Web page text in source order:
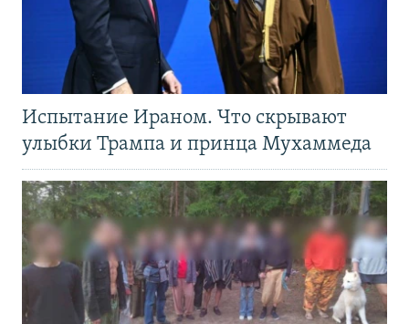
Испытание Ираном. Что скрывают
улыбки Трампа и принца Мухаммеда